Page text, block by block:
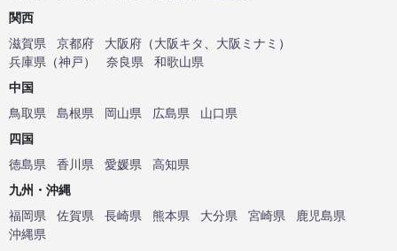
関西
滋賀県
京都府 大阪府 （大阪キタ 大阪ミナミ ）
兵庫県 （神戸） 奈良県
和歌山県
中国
鳥取県
島根県 岡山県 広島県
山口県
四国
徳島県
香川県 愛媛県
高知県
九州・沖縄
福岡県
佐賀県 長崎県 熊本県 大分県 宮崎県
鹿児島県
沖縄県